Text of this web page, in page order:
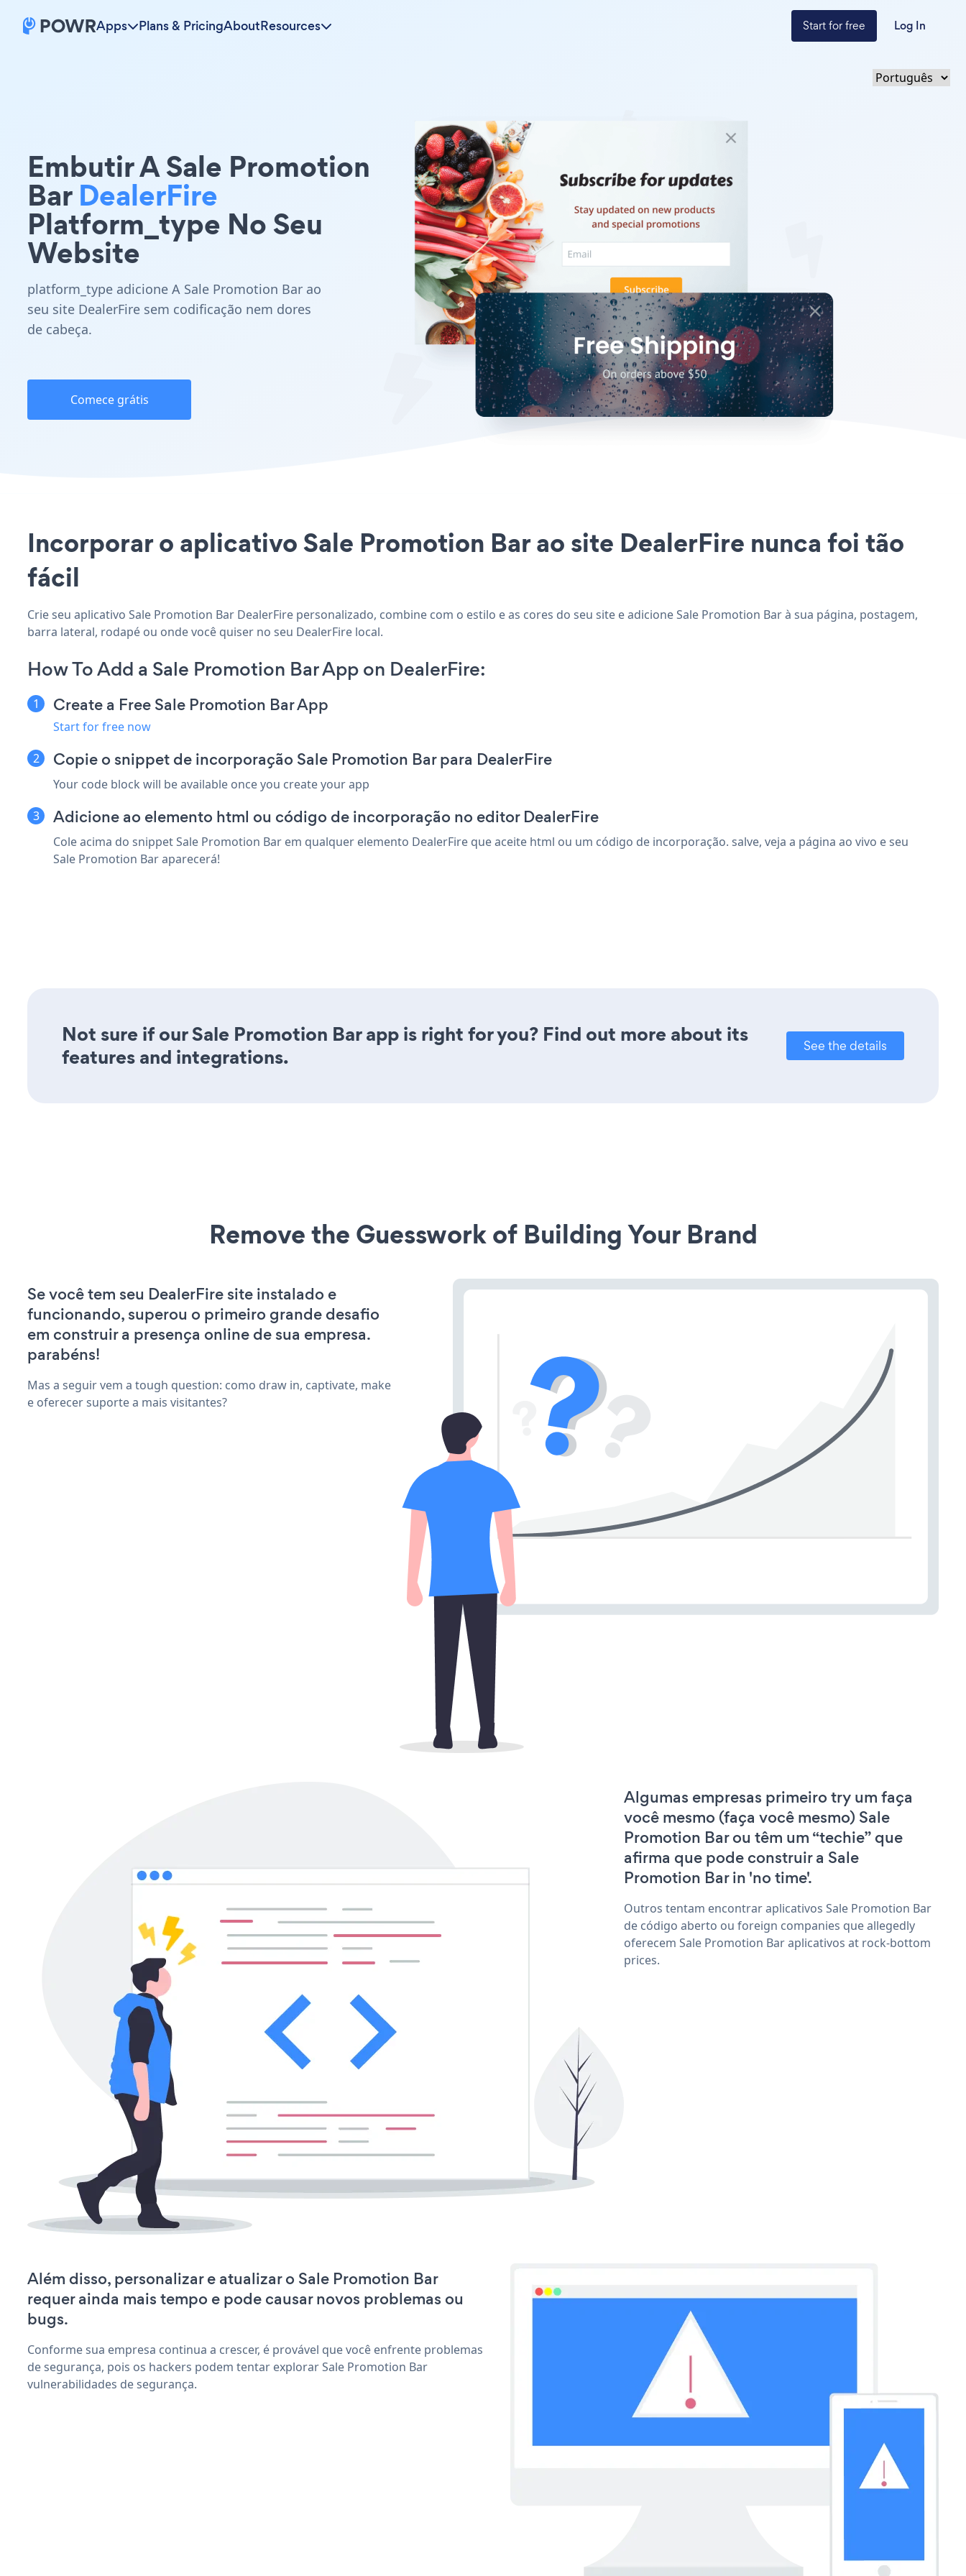
Apps Plans & PricingAboutResources Start for free Log In
Embutir A Sale Promotion
BarDealerFire
Platform_type No Seu
Website
platform_type adicione A Sale Promotion Bar ao
seu site DealerFire sem codificação nem dores
de cabeça.
Comece grátis
Incorporar o aplicativo Sale Promotion Bar ao site DealerFire nunca foi tão
fácil
Crie seu aplicativo Sale Promotion Bar DealerFire personalizado, combine com o estilo e as cores do seu site e adicione Sale Promotion Bar à sua página, postagem,
barra lateral, rodapé ou onde você quiser no seu DealerFire local.
How To Add a Sale Promotion Bar App on DealerFire:
Create a Free Sale Promotion Bar App
Start for free now
Copie o snippet de incorporação Sale Promotion Bar para DealerFire
Your code block will be available once you create your app
Adicione ao elemento html ou código de incorporação no editor DealerFire
Cole acima do snippet Sale Promotion Bar em qualquer elemento DealerFire que aceite html ou um código de incorporação. salve, veja a página ao vivo e seu
Sale Promotion Bar aparecerá!
Not sure if our Sale Promotion Bar app is right for you? Find out more about its
features and integrations.
See the details
Remove the Guesswork of Building Your Brand
Se você tem seu DealerFire site instalado e
funcionando, superou o primeiro grande desafio
em construir a presença online de sua empresa.
parabéns!
Mas a seguir vem a tough question: como draw in, captivate, make
e oferecer suporte a mais visitantes?
Algumas empresas primeiro try um faça
você mesmo (faça você mesmo) Sale
Promotion Bar ou têm um “techie” que
afirma que pode construir a Sale
Promotion Bar in 'no time'.
Outros tentam encontrar aplicativos Sale Promotion Bar
de código aberto ou foreign companies que allegedly
oferecem Sale Promotion Bar aplicativos at rock-bottom
prices.
Além disso, personalizar e atualizar o Sale Promotion Bar
requer ainda mais tempo e pode causar novos problemas ou
bugs.
Conforme sua empresa continua a crescer, é provável que você enfrente problemas
de segurança, pois os hackers podem tentar explorar Sale Promotion Bar
vulnerabilidades de segurança.